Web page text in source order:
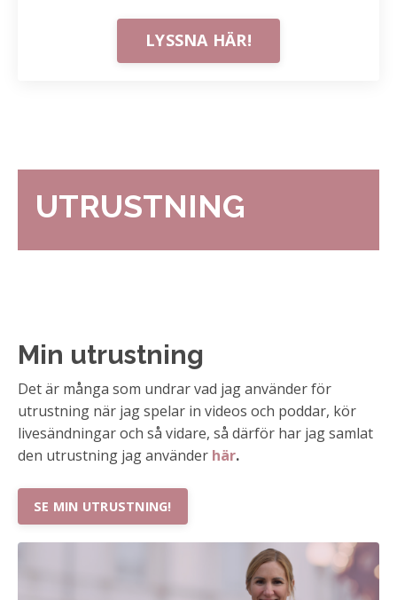
LYSSNA HÄR!
UTRUSTNING
Min utrustning
Det är många som undrar vad jag använder för
utrustning när jag spelar in videos och poddar, kör
livesändningar och så vidare, så därför har jag samlat
den utrustning jag använder här.
SE MIN UTRUSTNING!